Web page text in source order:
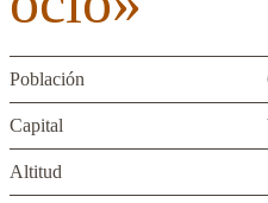
Población
Capital
Altitud